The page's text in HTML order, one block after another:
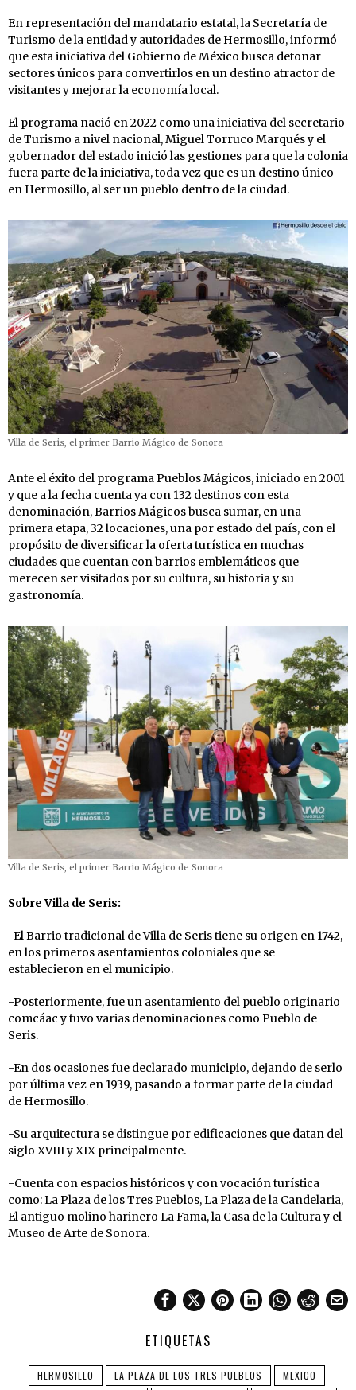
En representación del mandatario estatal, la Secretaría de
Turismo de la entidad y autoridades de Hermosillo, informó
que esta iniciativa del Gobierno de México busca detonar
sectores únicos para convertirlos en un destino atractor de
visitantes y mejorar la economía local.
El programa nació en 2022 como una iniciativa del secretario
de Turismo a nivel nacional, Miguel Torruco Marqués y el
gobernador del estado inició las gestiones para que la colonia
fuera parte de la iniciativa, toda vez que es un destino único
en Hermosillo, al ser un pueblo dentro de la ciudad.
Villa de Seris, el primer Barrio Mágico de Sonora
Ante el éxito del programa Pueblos Mágicos, iniciado en 2001
y que a la fecha cuenta ya con 132 destinos con esta
denominación, Barrios Mágicos busca sumar, en una
primera etapa, 32 locaciones, una por estado del país, con el
propósito de diversificar la oferta turística en muchas
ciudades que cuentan con barrios emblemáticos que
merecen ser visitados por su cultura, su historia y su
gastronomía.
Villa de Seris, el primer Barrio Mágico de Sonora
Sobre Villa de Seris:
-El Barrio tradicional de Villa de Seris tiene su origen en 1742,
en los primeros asentamientos coloniales que se
establecieron en el municipio.
-Posteriormente, fue un asentamiento del pueblo originario
comcáac y tuvo varias denominaciones como Pueblo de
Seris.
-En dos ocasiones fue declarado municipio, dejando de serlo
por última vez en 1939, pasando a formar parte de la ciudad
de Hermosillo.
-Su arquitectura se distingue por edificaciones que datan del
siglo XVIII y XIX principalmente.
-Cuenta con espacios históricos y con vocación turística
como: La Plaza de los Tres Pueblos, La Plaza de la Candelaria,
El antiguo molino harinero La Fama, la Casa de la Cultura y el
Museo de Arte de Sonora.
ETIQUETAS
HERMOSILLO LA PLAZA DE LOS TRES PUEBLOS MEXICO